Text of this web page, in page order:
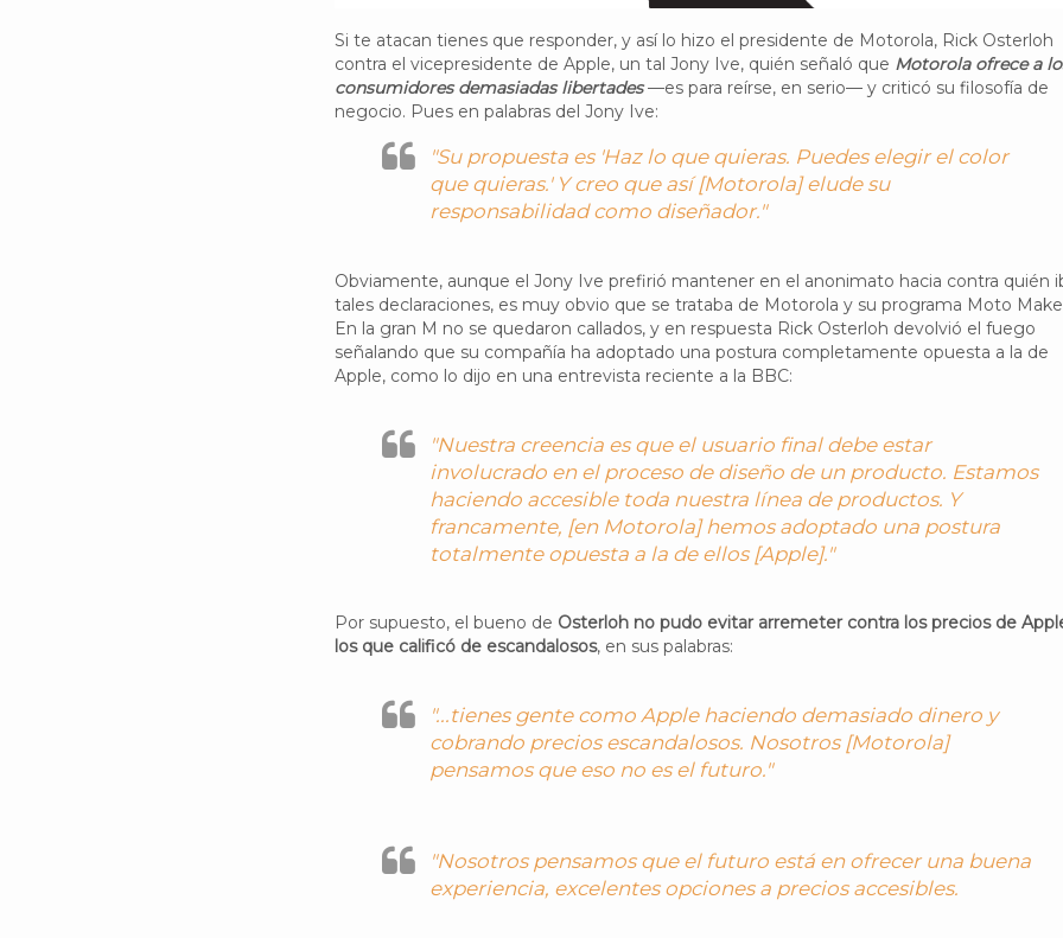
Si te atacan tienes que responder, y así lo hizo el presidente de Motorola, Rick Osterloh
contra el vicepresidente de Apple, un tal Jony Ive, quién señaló que Motorola ofrece a
consumidores demasiadas libertades —es para reírse, en serio— y criticó su filosofía de
negocio. Pues en palabras del Jony Ive:
"Su propuesta es 'Haz lo que quieras. Puedes elegir el color
que quieras.' Y creo que así [Motorola] elude su
responsabilidad como diseñador."
Obviamente, aunque el Jony Ive prefirió mantener en el anonimato hacia contra quién
tales declaraciones, es muy obvio que se trataba de Motorola y su programa Moto
En la gran M no se quedaron callados, y en respuesta Rick Osterloh devolvió el fuego
señalando que su compañía ha adoptado una postura completamente opuesta a la de
Apple, como lo dijo en una entrevista reciente a la BBC:
"Nuestra creencia es que el usuario final debe estar
involucrado en el proceso de diseño de un producto. Estamos
haciendo accesible toda nuestra línea de productos. Y
francamente, [en Motorola] hemos adoptado una postura
totalmente opuesta a la de ellos [Apple]."
Por supuesto, el bueno de Osterloh no pudo evitar arremeter contra los precios de
los que calificó de escandalosos, en sus palabras:
"...tienes gente como Apple haciendo demasiado dinero y
cobrando precios escandalosos. Nosotros [Motorola]
pensamos que eso no es el futuro."
"Nosotros pensamos que el futuro está en ofrecer una buena
experiencia, excelentes opciones a precios accesibles.